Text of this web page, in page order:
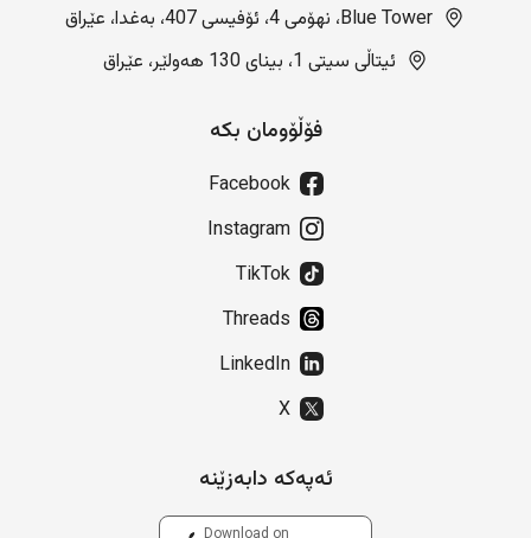
Blue Tower، نهۆمی 4، ئۆفیسی 407، بەغدا، عێراق
ئیتاڵی سیتی 1، بینای 130 هەولێر، عێراق
فۆڵۆومان بکە
Facebook
Instagram
TikTok
Threads
LinkedIn
X
ئەپەکە دابەزێنە